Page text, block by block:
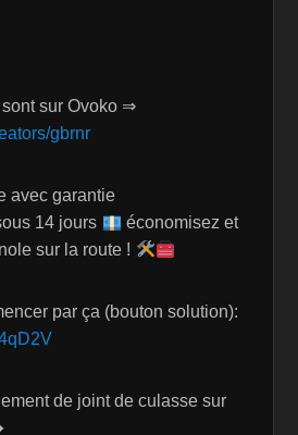
sur Ovoko ⇒
gbrnr
avec garantie
14 jours
économisez et
sur la route !
par ça (bouton solution):
de joint de culasse sur